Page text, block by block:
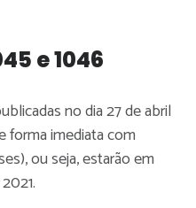
e 1046
no dia 27 de abril
forma imediata com
ou seja, estarão em